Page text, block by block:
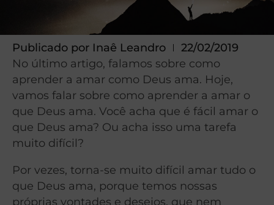
Publicado por Inaê Leandro
22/02/2019
No último artigo, falamos sobre como
aprender a amar como Deus ama. Hoje,
vamos falar sobre como aprender a amar o
que Deus ama. Você acha que é fácil amar o
que Deus ama? Ou acha isso uma tarefa
muito difícil?
Por vezes, torna-se muito difícil amar tudo o
que Deus ama, porque temos nossas
próprias vontades e desejos, que nem